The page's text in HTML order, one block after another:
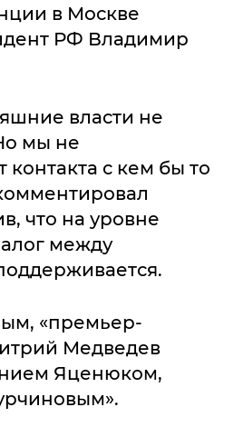
в Москве
РФ Владимир
власти не
мы не
контакта с кем бы то
что на уровне
между
«премьер-
Медведев
Яценюком,